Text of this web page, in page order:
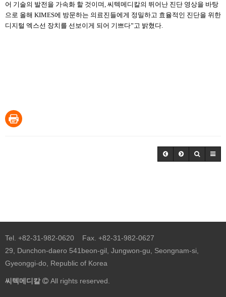
어 기술의 발전을 가속화 할 것이며, 씨텍메디칼의 뛰어난 진단 영상을 바탕
으로 올해 KIMES에 방문하는 의료진들에게 정밀하고 효율적인 진단을 위한
디지털 엑스선 장치를 선보이게 되어 기쁘다”고 밝혔다.
Tel. +82-31-982-0620 Fax. +82-31-982-0627
29, Dunchon-daero 541beon-gil, Jungwon-gu, Seongnam-si,
Gyeonggi-do, Republic of Korea
씨텍메디칼 All rights reserved.